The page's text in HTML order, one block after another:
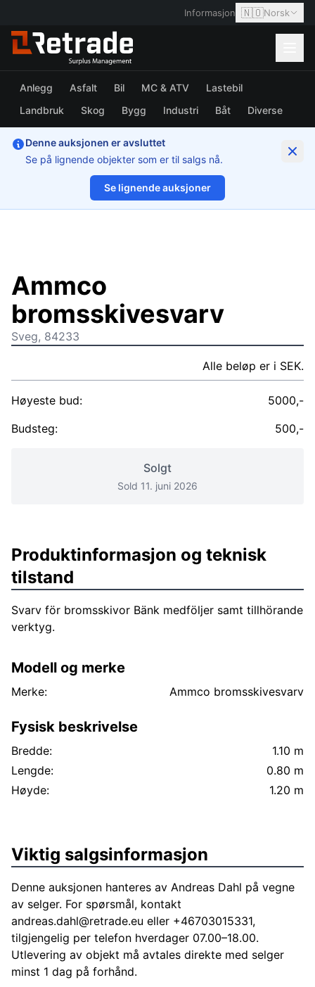
Informasjon 🇳🇴Norsk
Anlegg Asfalt Bil MC & ATV
Lastebil
Landbruk
Skog Bygg Industri Båt Diverse
Denne auksjonen er avsluttet
Se på lignende objekter som er til salgs nå.
Se lignende auksjoner
1/10
Ammco
bromsskivesvarv
Sveg, 84233
Alle beløp er i SEK.
Høyeste bud:
5000,-
Budsteg:
500,-
Solgt
Sold 11. juni 2026
Produktinformasjon og teknisk
tilstand
Svarv för bromsskivor Bänk medföljer samt tillhörande
verktyg.
Modell og merke
Merke: Ammco bromsskivesvarv
Fysisk beskrivelse
Bredde:
1.10 m
Lengde:
0.80 m
Høyde:
1.20 m
Viktig salgsinformasjon
Denne auksjonen hanteres av Andreas Dahl på vegne
av selger. For spørsmål, kontakt
andreas.dahl@retrade.eu eller +46703015331,
tilgjengelig per telefon hverdager 07.00–18.00.
Utlevering av objekt må avtales direkte med selger
minst 1 dag på forhånd.